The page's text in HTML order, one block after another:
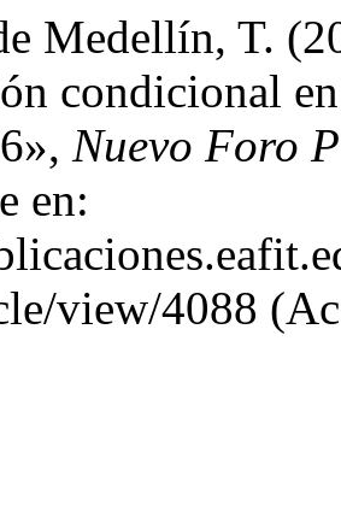
Medellín, T.
condicional
Nuevo Foro
en:
view/4088